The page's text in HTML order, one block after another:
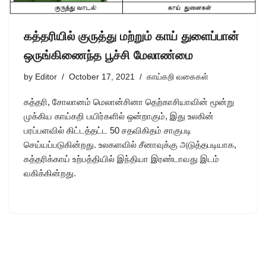
கத்தரியில் குருத்து மற்றும் காய் துளைப்பான்
ஒருங்கிணைந்த பூச்சி மேலாண்மை
by Editor October 17, 2021 காய்கறி வகைகள்
கத்தரி, சோலானம் மெலான்சினா தெற்காசியாவின் மூன்று
முக்கிய காய்கறி பயிர்களில் ஒன்றாகும், இது உலகின்
பரப்பளவில் கிட்டத்தட்ட 50 சதவிகிதம் சாகுபடி
செய்யப்படுகின்றது. உலகளவில் சீனாவுக்கு அடுத்தபடியாக,
கத்தரிக்காய் உற்பத்தியில் இந்தியா இரண்டாவது இடம்
வகிக்கின்றது.